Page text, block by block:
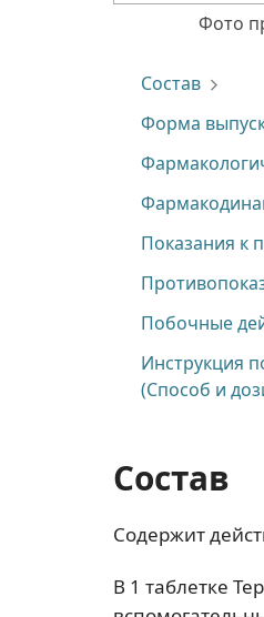
Фото
Состав
Форма
Показания к
Побочные
Инструкция
(Способ и
Состав
Содержит
В 1 таблетке